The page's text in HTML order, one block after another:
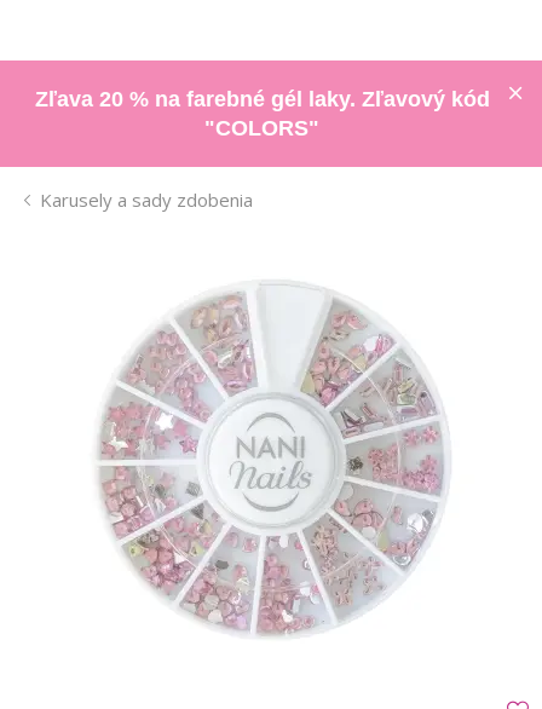
Zľava 20 % na farebné gél laky. Zľavový kód
"COLORS"
Karusely a sady zdobenia